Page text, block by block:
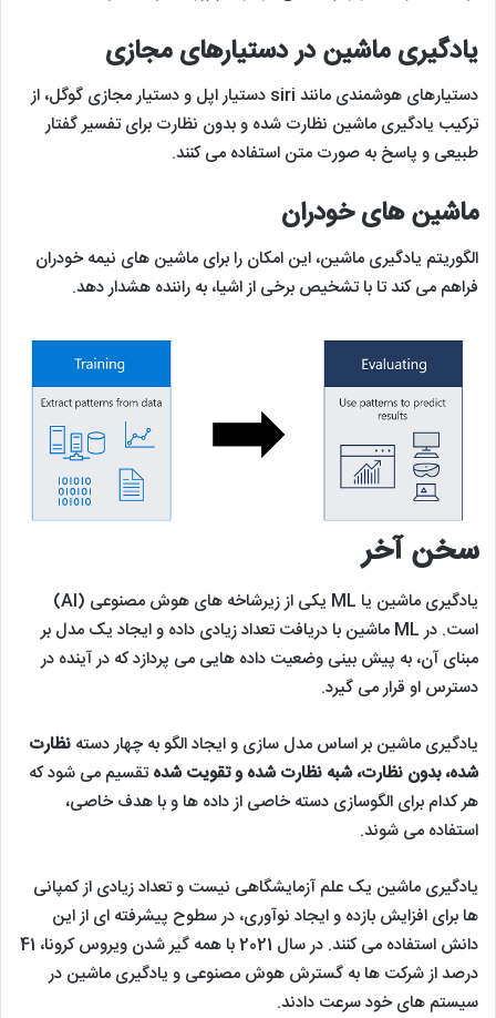
یادگیری ماشین در دستیارهای مجازی
دستیارهای هوشمندی مانند siri دستیار اپل و دستیار مجازی گوگل، از
ترکیب یادگیری ماشین نظارت شده و بدون نظارت برای تفسیر گفتار
طبیعی و پاسخ به صورت متن استفاده می کنند.
ماشین های خودران
الگوریتم یادگیری ماشین، این امکان را برای ماشین های نیمه خودران
فراهم می کند تا با تشخیص برخی از اشیا، به راننده هشدار دهد.
سخن آخر
یادگیری ماشین یا ML یکی از زیرشاخه های هوش مصنوعی (AI)
است. در ML ماشین با دریافت تعداد زیادی داده و ایجاد یک مدل بر
مبنای آن، به پیش بینی وضعیت داده هایی می پردازد که در آینده در
دسترس او قرار می گیرد.
یادگیری ماشین بر اساس مدل سازی و ایجاد الگو به چهار دسته نظارت
شده، بدون نظارت، شبه نظارت شده و تقویت شدهتقسیم می شود که
هر کدام برای الگوسازی دسته خاصی از داده ها و با هدف خاصی،
استفاده می شوند.
یادگیری ماشین یک علم آزمایشگاهی نیست و تعداد زیادی از کمپانی
ها برای افزایش بازده و ایجاد نوآوری، در سطوح پیشرفته ای از این
دانش استفاده می کنند. در سال 2021 با همه گیر شدن ویروس کرونا، 41
درصد از شرکت ها به گسترش هوش مصنوعی و یادگیری ماشین در
سیستم های خود سرعت دادند.